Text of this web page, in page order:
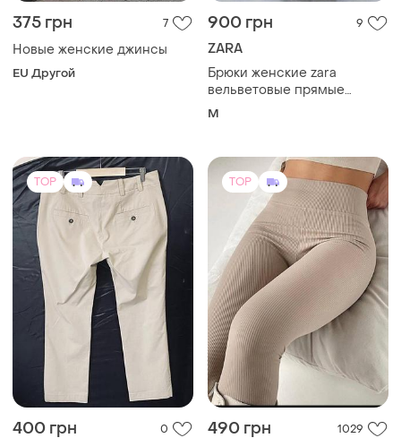
375 грн 7
Новые женские джинсы
EU Другой
900 грн 9
ZARA
Брюки женские zara
вельветовые прямые
широкие темно-синие
M
TOP
400 грн 0
TOP
490 грн 1029